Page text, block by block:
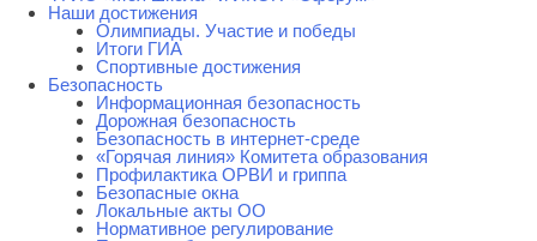
Наши достижения
Олимпиады. Участие и победы
Итоги ГИА
Спортивные достижения
Безопасность
Информационная безопасность
Дорожная безопасность
Безопасность в интернет-среде
«Горячая линия» Комитета образования
Профилактика ОРВИ и гриппа
Безопасные окна
Локальные акты ОО
Нормативное регулирование